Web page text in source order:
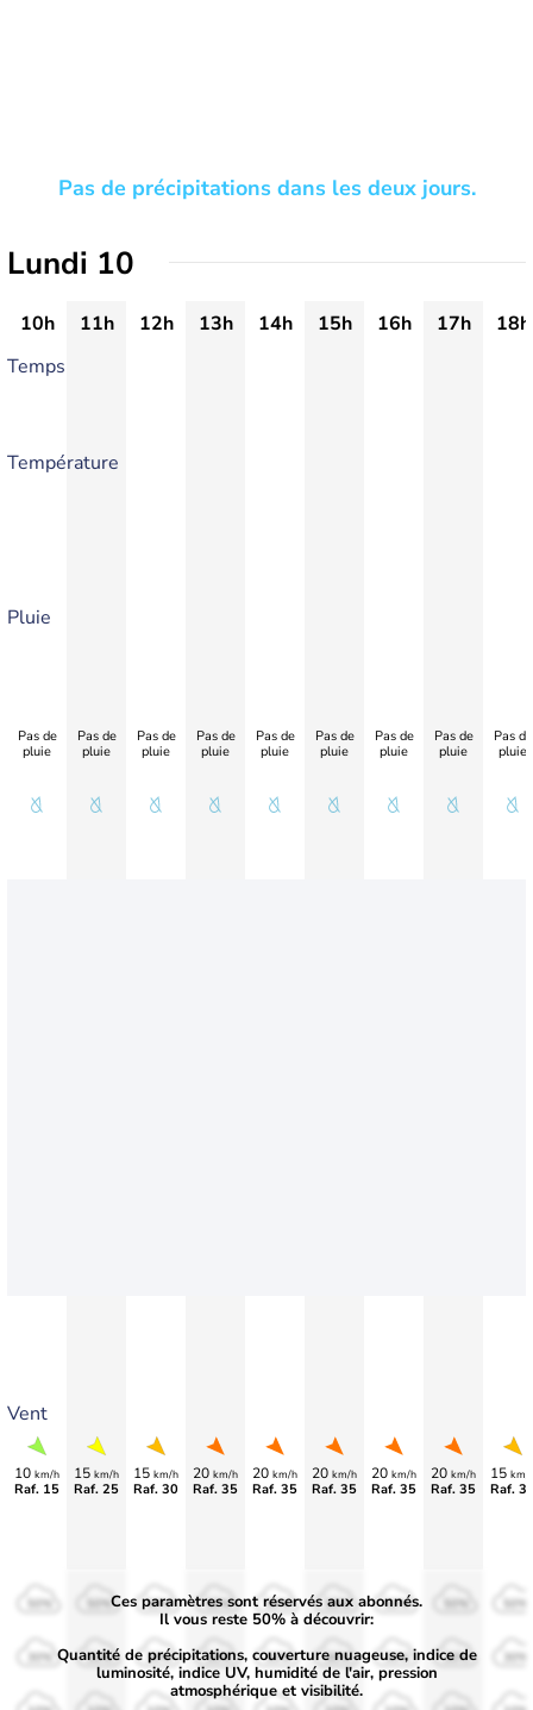
Pas de précipitations dans les deux jours.
Lundi 10
10h 11h 12h 13h 14h 15h 16h 17h
18h
Temps
Température
Pluie
Vent
Pas de
pluie
10 km/h
Raf. 15
Pas de
pluie
15 km/h
Raf. 25
Pas de
pluie
15 km/h
Raf. 30
Pas de
pluie
20 km/h
Raf. 35
Pas de
pluie
20 km/h
Raf. 35
Pas de
pluie
20 km/h
Raf. 35
Pas de
pluie
20 km/h
Raf. 35
Pas de
pluie
20 km/h
Raf. 35
Pas de
pluie
15 km/
Raf.
50%
30%
50%
30%
50%
30%
50%
30%
50%
30%
50%
30%
50%
30% 30% 30%
Ces paramètres sont réservés aux abonnés.
Il vous reste 50% à découvrir:
Quantité de précipitations, couverture nuageuse, indice de
luminosité, indice UV, humidité de l'air, pression
atmosphérique et visibilité.